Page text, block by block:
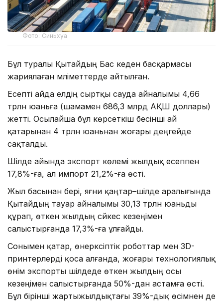
Фото: Синьхуа
Бұл туралы Қытайдың Бас кеден басқармасы
жариялаған мәліметтерде айтылған.
Есепті айда елдің сыртқы сауда айналымы 4,66
трлн юаньға (шамамен 686,3 млрд АҚШ доллары)
жетті. Осылайша бұл көрсеткіш бесінші ай
қатарынан 4 трлн юаньнан жоғары деңгейде
сақталды.
Шілде айында экспорт көлемі жылдық есеппен
17,8%-ға, ал импорт 21,2%-ға өсті.
Жыл басынан бері, яғни қаңтар–шілде аралығында
Қытайдың тауар айналымы 30,13 трлн юаньды
құрап, өткен жылдың сәйкес кезеңімен
салыстырғанда 17,3%-ға ұлғайды.
Сонымен қатар, өнеркәсіптік роботтар мен 3D-
принтерлерді қоса алғанда, жоғары технологиялық
өнім экспорты шілдеде өткен жылдың осы
кезеңімен салыстырғанда 50%-дан астамға өсті.
Бұл бірінші жартыжылдықтағы 39%-дық өсімнен де